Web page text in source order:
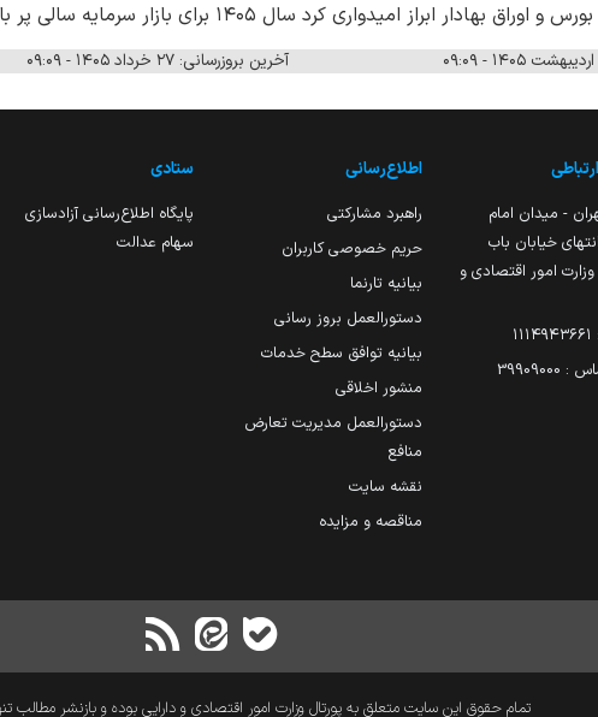
ابراز امیدواری کرد سال ۱۴۰۵ برای بازار سرمایه سالی پر بار باشد.
آخرین بروزرسانی: ۲۷ خرداد ۱۴۰۵ - ۰۹:۰۹
- میدان امام
خیابان باب
امور اقتصادی و
اطلاع‌رسانی
راهبرد مشارکتی
حریم خصوصی کاربران
بیانیه تارنما
دستورالعمل بروز رسانی
بیانیه توافق سطح خدمات
منشور اخلاقی
دستورالعمل مدیریت تعارض
منافع
نقشه سایت
مناقصه و مزایده
ستادی
پایگاه اطلاع‌رسانی آزادسازی
سهام عدالت
تمام حقوق این سایت متعلق به پورتال وزارت امور اقتصادی و دارایی بوده و بازنشر مطالب